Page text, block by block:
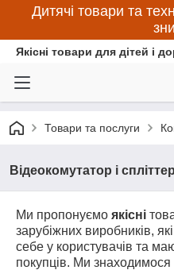
Дитячі товари та
Якісні товари для дітей і
Товари та послуги
Відеокомутатор і спліттер
Ми пропонуємо якісні
зарубіжних виробників,
себе у користувачів та
покупців. Ми знаходимося